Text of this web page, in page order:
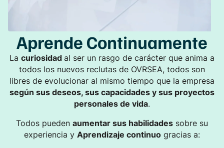
Aprende Continuamente
La curiosidad al ser un rasgo de carácter que anima a
todos los nuevos reclutas de OVRSEA, todos son
libres de evolucionar al mismo tiempo que la empresa
según sus deseos, sus capacidades y sus proyectos
personales de vida.
Todos pueden aumentar sus habilidades sobre su
experiencia y Aprendizaje continuo gracias a: